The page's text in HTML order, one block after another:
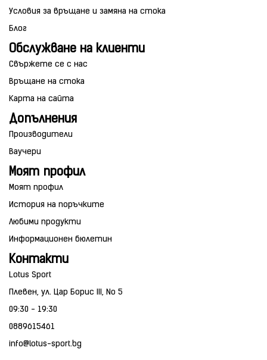
Условия за връщане и замяна на стока
Блог
Обслужване на клиенти
Свържете се с нас
Връщане на стока
Карта на сайта
Допълнения
Производители
Ваучери
Моят профил
Моят профил
История на поръчките
Любими продукти
Информационен бюлетин
Контакти
Lotus Sport
Плевен, ул. Цар Борис III, No 5
09:30 - 19:30
0889615461
info@lotus-sport.bg